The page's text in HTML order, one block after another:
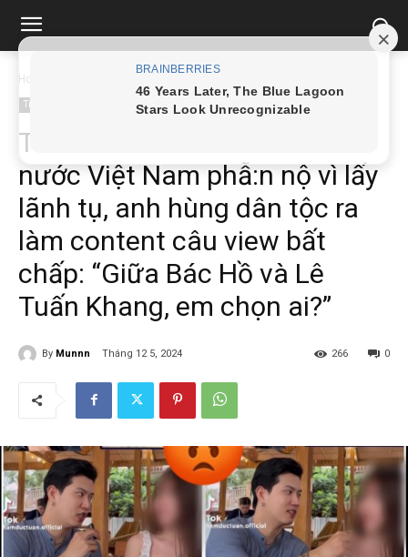
Home
Tin tức
TikToker Nờ Ô Nô khiến cả
nước Việt Nam phẫ:n nộ vì lấy
lãnh tụ, anh hùng dân tộc ra
làm content câu view bất
chấp: “Giữa Bác Hồ và Lê
Tuấn Khang, em chọn ai?”
By Munnn Tháng 12 5, 2024 0
266